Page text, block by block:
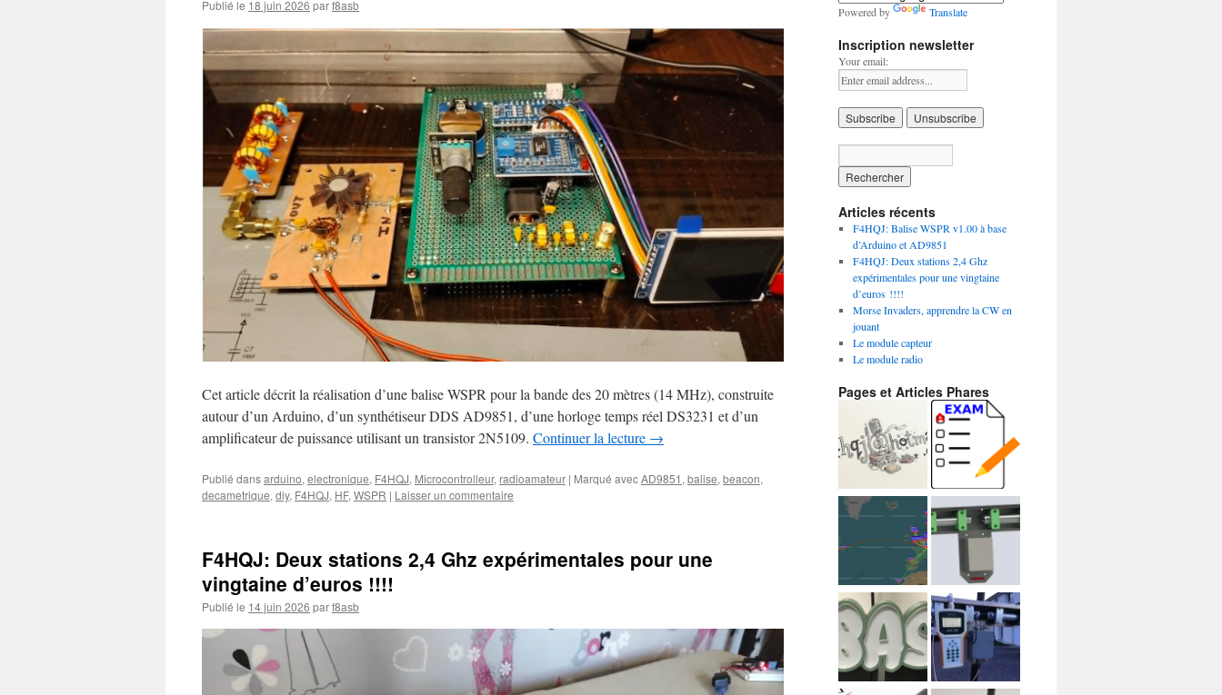
Publié le 18 juin 2026 parf8asb
Cet article décrit la réalisation d’une balise WSPR pour la bande des 20 mètres (14 MHz), construite
autour d’un Arduino, d’un synthétiseur DDS AD9851, d’une horloge temps réel DS3231 et d’un
amplificateur de puissance utilisant un transistor 2N5109. Continuer la lecture →
Publié dansarduino, electronique, F4HQJ, Microcontrolleur, radioamateur | Marqué avecAD9851 , balise, beacon,
decametrique, diy, F4HQJ, HF, WSPR | Laisser un commentaire
F4HQJ: Deux stations 2,4 Ghz expérimentales pour une
vingtaine d’euros !!!!
Publié le 14 juin 2026 parf8asb
Powered by Translate
Inscription newsletter
Your email:
Articles récents
F4HQJ: Balise WSPR v1.00 à base
d’Arduino et AD9851
F4HQJ: Deux stations 2,4 Ghz
expérimentales pour une vingtaine
d’euros !!!!
Morse Invaders, apprendre la CW en
jouant
Le module capteur
Le module radio
Pages et Articles Phares